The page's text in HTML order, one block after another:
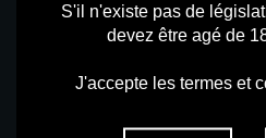
S'il n'existe pas de
devez être agé de
J'accepte les termes et
NOUVEAU